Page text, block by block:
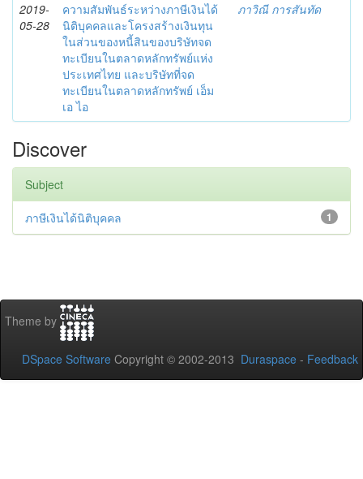
2019-
05-28
ความสัมพันธ์ระหว่างภาษีเงินได้
นิติบุคคลและโครงสร้างเงินทุน
ในส่วนของหนี้สินของบริษัทจด
ทะเบียนในตลาดหลักทรัพย์แห่ง
ประเทศไทย และบริษัทที่จด
ทะเบียนในตลาดหลักทรัพย์ เอ็ม
เอ ไอ
ภาวิณี การสันทัด
Discover
Subject
1
ภาษีเงินได้นิติบุคคล
Theme by
DSpace Software Copyright © 2002-2013 Duraspace - Feedback